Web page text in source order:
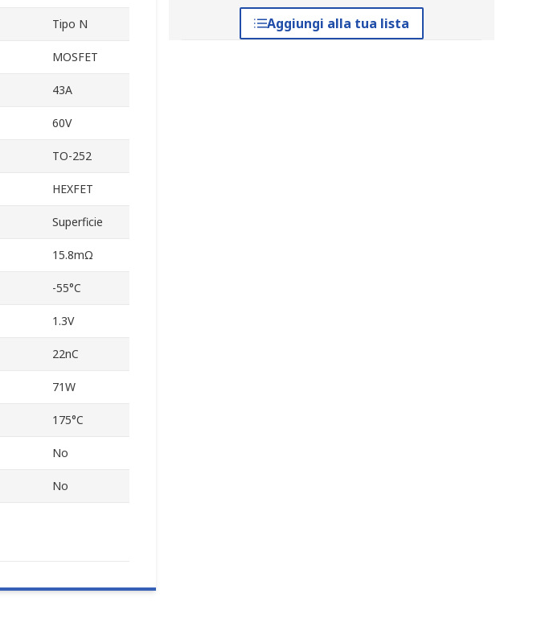
Aggiungi alla tua lista
Tipo N
MOSFET
43A
60V
TO-252
HEXFET
Superficie
15.8mΩ
-55°C
1.3V
22nC
71W
175°C
No
No